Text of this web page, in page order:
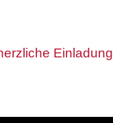
Einladung